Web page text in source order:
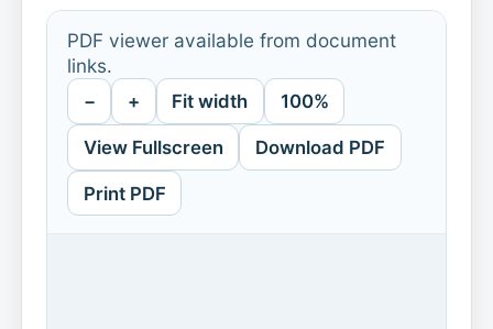
PDF viewer available from document
links.
− + Fit width 100%
View Fullscreen Download PDF
Print PDF